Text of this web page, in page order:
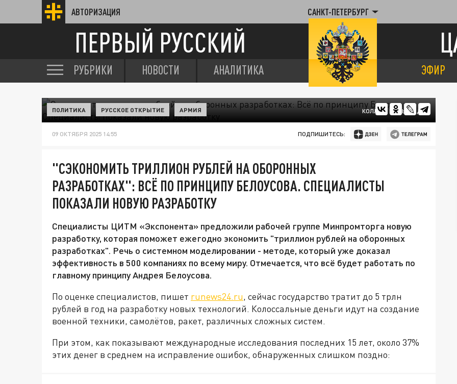
АВТОРИЗАЦИЯ САНКТ-ПЕТЕРБУРГ
ПЕРВЫЙ РУССКИЙ
РУБРИКИ НОВОСТИ АНАЛИТИКА ЭФИР
КОЛЛАЖ ЦАРЬГРАДА
ПОЛИТИКА РУССКОЕ ОТКРЫТИЕ АРМИЯ
09 ОКТЯБРЯ 2025 14:55 ПОДПИШИТЕСЬ:
"СЭКОНОМИТЬ ТРИЛЛИОН РУБЛЕЙ НА ОБОРОННЫХ
РАЗРАБОТКАХ": ВСЁ ПО ПРИНЦИПУ БЕЛОУСОВА. СПЕЦИАЛИСТЫ
ПОКАЗАЛИ НОВУЮ РАЗРАБОТКУ
Специалисты ЦИТМ «Экспонента» предложили рабочей группе Минпромторга новую
разработку, которая поможет ежегодно экономить "триллион рублей на оборонных
разработках". Речь о системном моделировании - методе, который уже доказал
эффективность в 500 компаниях по всему миру. Отмечается, что всё будет работать по
главному принципу Андрея Белоусова.
По оценке специалистов, пишет runews24.ru, сейчас государство тратит до 5 трлн
рублей в год на разработку новых технологий. Колоссальные деньги идут на создание
военной техники, самолётов, ракет, различных сложных систем.
При этом, как показывают международные исследования последних 15 лет, около 37%
этих денег в среднем на исправление ошибок, обнаруженных слишком поздно: